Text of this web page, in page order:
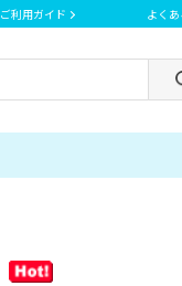
ご利用ガイド よく